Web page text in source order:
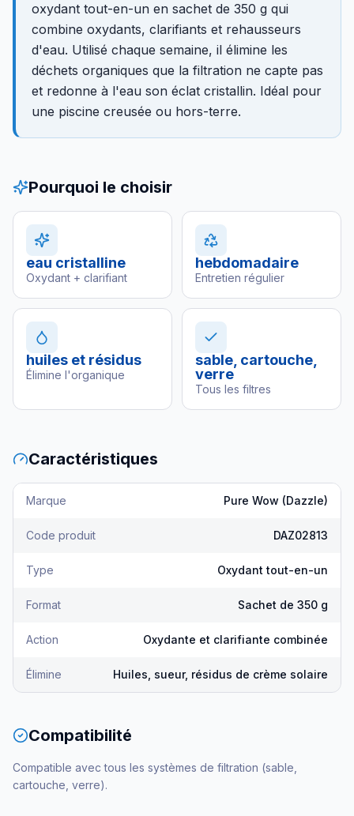
oxydant tout-en-un en sachet de 350 g qui
combine oxydants, clarifiants et rehausseurs
d'eau. Utilisé chaque semaine, il élimine les
déchets organiques que la filtration ne capte pas
et redonne à l'eau son éclat cristallin. Idéal pour
une piscine creusée ou hors-terre.
Pourquoi le choisir
eau cristalline
Oxydant + clarifiant
hebdomadaire
Entretien régulier
huiles et résidus
Élimine l'organique
sable, cartouche,
verre
Tous les filtres
Caractéristiques
Marque Pure Wow (Dazzle)
Code produit DAZ02813
Type Oxydant tout-en-un
Format Sachet de 350 g
Action Oxydante et clarifiante combinée
Élimine Huiles, sueur, résidus de crème solaire
Compatibilité
Compatible avec tous les systèmes de filtration (sable,
cartouche, verre).